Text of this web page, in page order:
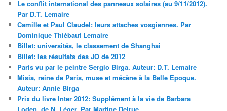
Le conflit international des panneaux solaires (au 9/11/2012).
Par D.T. Lemaire
Camille et Paul Claudel: leurs attaches vosgiennes. Par
Dominique Thiébaut Lemaire
Billet: universités, le classement de Shanghai
Billet: les résultats des JO de 2012
Paris vu par le peintre Sergio Birga. Auteur: D.T. Lemaire
Misia, reine de Paris, muse et mécène à la Belle Epoque.
Auteur: Annie Birga
Prix du livre Inter 2012: Supplément à la vie de Barbara